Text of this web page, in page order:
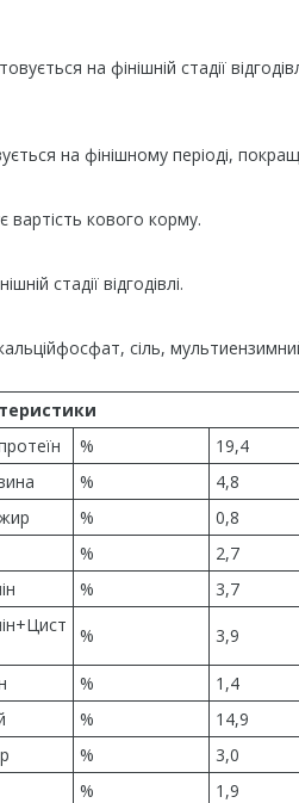
на фінішній стадії
на фінішному періоді,
вартість кового корму.
стадії відгодівлі.
сіль,
%
19,4
%
4,8
%
0,8
%
2,7
%
3,7
% 3,9
%
1,4
%
14,9
%
3,0
%
1,9